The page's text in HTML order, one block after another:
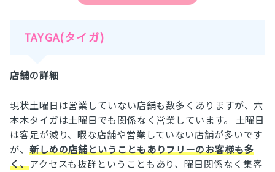
TAYGA(タイガ)
店舗の詳細
現状土曜日は営業していない店舗も数多くありますが、六
本木タイガは土曜日でも関係なく営業しています。 土曜日
は客足が減り、暇な店舗や営業していない店舗が多いです
が、 新しめの店舗ということもありフリーのお客様も多
く、アクセスも抜群ということもあり、曜日関係なく集客